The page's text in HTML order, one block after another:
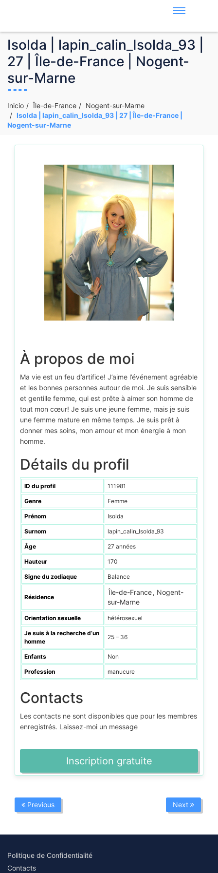
Isolda | lapin_calin_Isolda_93 |
27 | Île-de-France | Nogent-
sur-Marne
Inicio Île-de-France
Nogent-sur-Marne
Isolda | lapin_calin_Isolda_93 | 27 | Île-de-France |
Nogent-sur-Marne
À propos de moi
Ma vie est un feu d’artifice! J’aime l’événement agréable
et les bonnes personnes autour de moi. Je suis sensible
et gentille femme, qui est prête à aimer son homme de
tout mon cœur! Je suis une jeune femme, mais je suis
une femme mature en même temps. Je suis prêt à
donner mes soins, mon amour et mon énergie à mon
homme.
Détails du profil
ID du profil 111981
Genre Femme
Prénom Isolda
Surnom lapin_calin_Isolda_93
Âge 27 années
Hauteur 170
Signe du zodiaque Balance
Résidence
Île-de-France , Nogent-
sur-Marne
Orientation sexuelle hétérosexuel
Je suis à la recherche d’un
homme
25 – 36
Enfants Non
Profession manucure
Contacts
Les contacts ne sont disponibles que pour les membres
enregistrés. Laissez-moi un message
Inscription gratuite
Previous Next
Politique de Confidentialité
Contacts